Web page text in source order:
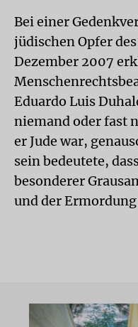
Bei einer
jüdischen Opfer
Dezember 2007
Eduardo Luis
niemand oder fast
er Jude war,
sein bedeutete,
besonderer
und der